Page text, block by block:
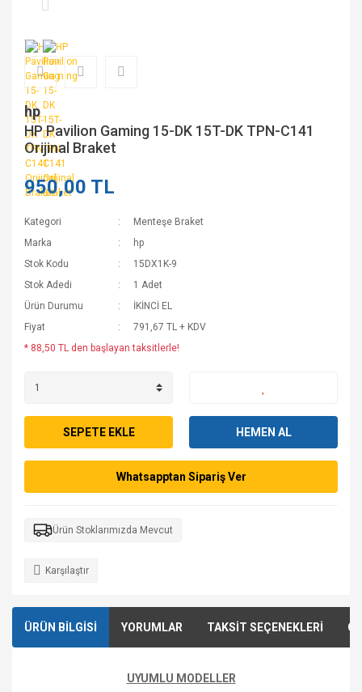
hp
HP Pavilion Gaming 15-DK 15T-DK TPN-C141
Orijinal Braket
950,00 TL
Kategori
Menteşe Braket
Marka
hp
Stok Kodu
15DX1K-9
Stok Adedi
1 Adet
Ürün Durumu
İKİNCİ EL
Fiyat
791,67 TL + KDV
* 88,50 TL den başlayan taksitlerle!
SEPETE EKLE HEMEN AL
Whatsapptan Sipariş Ver
Ürün Stoklarımızda Mevcut
Karşılaştır
ÜRÜN BİLGİSİ YORUMLAR TAKSİT SEÇENEKLERİ
UYUMLU MODELLER